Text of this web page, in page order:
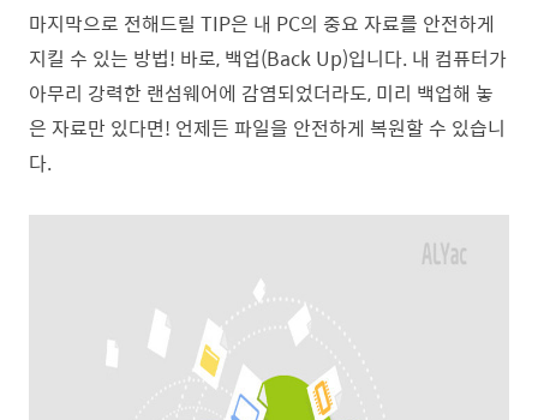
마지막으로 전해드릴 TIP은 내 PC의 중요 자료를 안전하게
지킬 수 있는 방법! 바로, 백업(Back Up)입니다. 내 컴퓨터가
아무리 강력한 랜섬웨어에 감염되었더라도, 미리 백업해 놓
은 자료만 있다면! 언제든 파일을 안전하게 복원할 수 있습니
다.